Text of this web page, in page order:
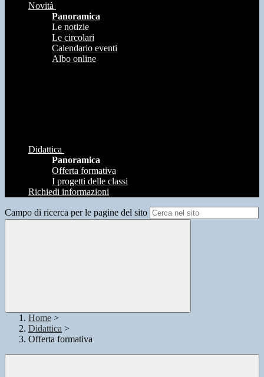
Novità
Panoramica
Le notizie
Le circolari
Calendario eventi
Albo online
Didattica
Panoramica
Offerta formativa
I progetti delle classi
Richiedi informazioni
Campo di ricerca per le pagine del sito
Home >
Didattica >
Offerta formativa